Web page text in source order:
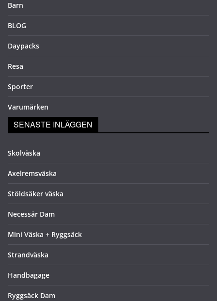
Barn
BLOG
Daypacks
Resa
Sporter
Varumärken
SENASTE INLÄGGEN
Skolväska
Axelremsväska
Stöldsäker väska
Necessär Dam
Mini Väska + Ryggsäck
Strandväska
Handbagage
Ryggsäck Dam